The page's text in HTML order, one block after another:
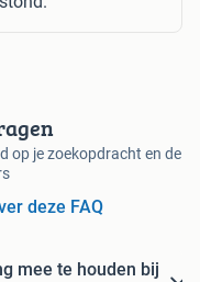
op je zoekopdracht en de
deze FAQ
mee te houden bij